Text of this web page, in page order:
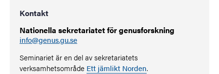
Kontakt
Nationella sekretariatet för genusforskning
info@genus.gu.se
Seminariet är en del av sekretariatets
verksamhetsområde Ett jämlikt Norden.